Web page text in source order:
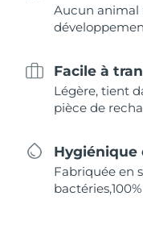
Aucun animal
Facile à
Légère, tient
pièce de
Hygiénique
Fabriquée en